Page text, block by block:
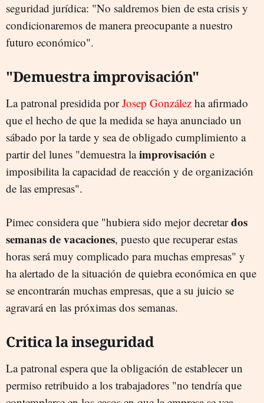
seguridad jurídica: "No saldremos bien de esta crisis y
condicionaremos de manera preocupante a nuestro
futuro económico".
"Demuestra improvisación"
La patronal presidida porJosep González ha afirmado
que el hecho de que la medida se haya anunciado un
sábado por la tarde y sea de obligado cumplimiento a
partir del lunes "demuestra laimprovisación e
imposibilita la capacidad de reacción y de organización
de las empresas".
Pimec considera que "hubiera sido mejor decretardos
semanas de vacaciones, puesto que recuperar estas
horas será muy complicado para muchas empresas" y
ha alertado de la situación de quiebra económica en que
se encontrarán muchas empresas, que a su juicio se
agravará en las próximas dos semanas.
Critica la inseguridad
La patronal espera que la obligación de establecer un
permiso retribuido a los trabajadores "no tendría que